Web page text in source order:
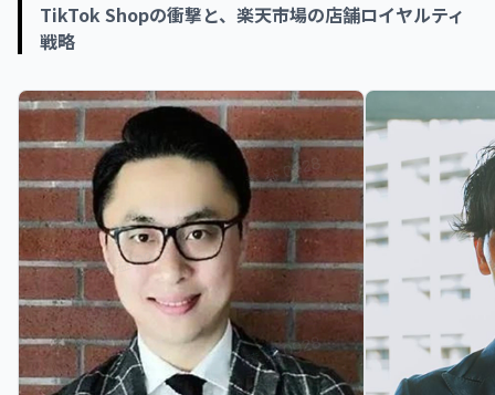
TikTok Shopの衝撃と、楽天市場の店舗ロイヤルティ
戦略